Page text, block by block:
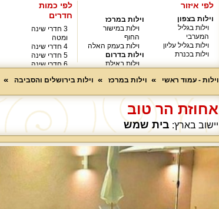
לפי איזור
וילות בצפון
וילות בגליל
המערבי
וילות בגליל עליון
וילות בכנרת
וילות במרכז
וילות במישור
החוף
וילות בעמק האלה
וילות בדרום
וילות באילת
לפי כמות
חדרים
3 חדרי שינה
ומטה
4 חדרי שינה
5 חדרי שינה
6 חדרי שינה
וילות - עמוד ראשי
וילות במרכז וילות בירושלים והסביבה
אחוזת הר טוב
יישוב בארץ: בית שמש